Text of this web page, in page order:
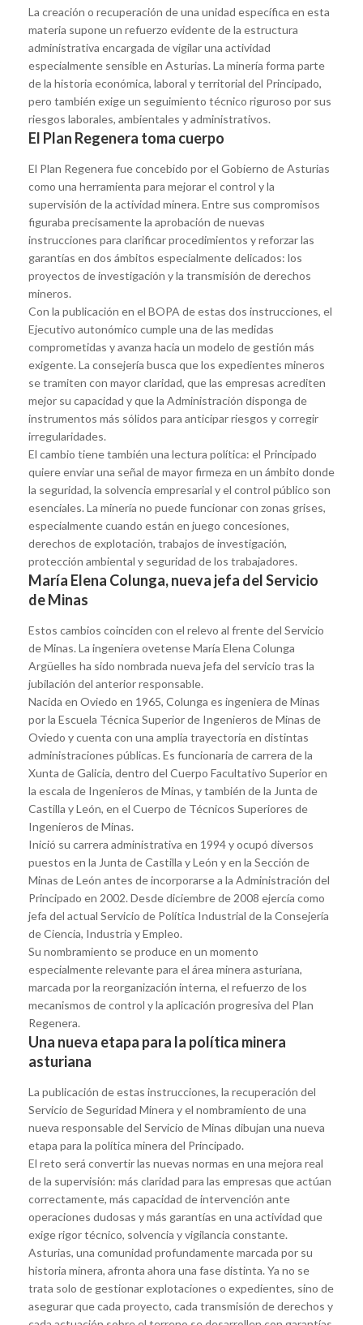
La creación o recuperación de una unidad específica en esta
materia supone un refuerzo evidente de la estructura
administrativa encargada de vigilar una actividad
especialmente sensible en Asturias. La minería forma parte
de la historia económica, laboral y territorial del Principado,
pero también exige un seguimiento técnico riguroso por sus
riesgos laborales, ambientales y administrativos.
El Plan Regenera toma cuerpo
El Plan Regenera fue concebido por el Gobierno de Asturias
como una herramienta para mejorar el control y la
supervisión de la actividad minera. Entre sus compromisos
figuraba precisamente la aprobación de nuevas
instrucciones para clarificar procedimientos y reforzar las
garantías en dos ámbitos especialmente delicados: los
proyectos de investigación y la transmisión de derechos
mineros.
Con la publicación en el BOPA de estas dos instrucciones, el
Ejecutivo autonómico cumple una de las medidas
comprometidas y avanza hacia un modelo de gestión más
exigente. La consejería busca que los expedientes mineros
se tramiten con mayor claridad, que las empresas acrediten
mejor su capacidad y que la Administración disponga de
instrumentos más sólidos para anticipar riesgos y corregir
irregularidades.
El cambio tiene también una lectura política: el Principado
quiere enviar una señal de mayor firmeza en un ámbito donde
la seguridad, la solvencia empresarial y el control público son
esenciales. La minería no puede funcionar con zonas grises,
especialmente cuando están en juego concesiones,
derechos de explotación, trabajos de investigación,
protección ambiental y seguridad de los trabajadores.
María Elena Colunga, nueva jefa del Servicio
de Minas
Estos cambios coinciden con el relevo al frente del Servicio
de Minas. La ingeniera ovetense María Elena Colunga
Argüelles ha sido nombrada nueva jefa del servicio tras la
jubilación del anterior responsable.
Nacida en Oviedo en 1965, Colunga es ingeniera de Minas
por la Escuela Técnica Superior de Ingenieros de Minas de
Oviedo y cuenta con una amplia trayectoria en distintas
administraciones públicas. Es funcionaria de carrera de la
Xunta de Galicia, dentro del Cuerpo Facultativo Superior en
la escala de Ingenieros de Minas, y también de la Junta de
Castilla y León, en el Cuerpo de Técnicos Superiores de
Ingenieros de Minas.
Inició su carrera administrativa en 1994 y ocupó diversos
puestos en la Junta de Castilla y León y en la Sección de
Minas de León antes de incorporarse a la Administración del
Principado en 2002. Desde diciembre de 2008 ejercía como
jefa del actual Servicio de Política Industrial de la Consejería
de Ciencia, Industria y Empleo.
Su nombramiento se produce en un momento
especialmente relevante para el área minera asturiana,
marcada por la reorganización interna, el refuerzo de los
mecanismos de control y la aplicación progresiva del Plan
Regenera.
Una nueva etapa para la política minera
asturiana
La publicación de estas instrucciones, la recuperación del
Servicio de Seguridad Minera y el nombramiento de una
nueva responsable del Servicio de Minas dibujan una nueva
etapa para la política minera del Principado.
El reto será convertir las nuevas normas en una mejora real
de la supervisión: más claridad para las empresas que actúan
correctamente, más capacidad de intervención ante
operaciones dudosas y más garantías en una actividad que
exige rigor técnico, solvencia y vigilancia constante.
Asturias, una comunidad profundamente marcada por su
historia minera, afronta ahora una fase distinta. Ya no se
trata solo de gestionar explotaciones o expedientes, sino de
asegurar que cada proyecto, cada transmisión de derechos y